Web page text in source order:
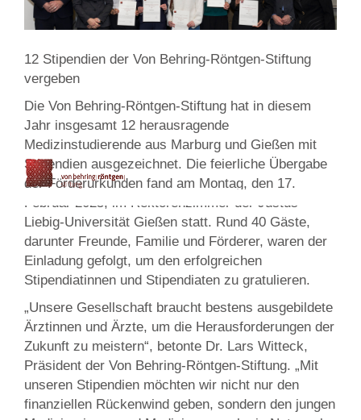
12 Stipendien der Von Behring-Röntgen-Stiftung
vergeben
Die Von Behring-Röntgen-Stiftung hat in diesem
Jahr insgesamt 12 herausragende
Medizinstudierende aus Marburg und Gießen mit
Stipendien ausgezeichnet. Die feierliche Übergabe
der Förderurkunden fand am Montag, den 17.
Februar 2025, im Rektorenzimmer der Justus-
Liebig-Universität Gießen statt. Rund 40 Gäste,
darunter Freunde, Familie und Förderer, waren der
Einladung gefolgt, um den erfolgreichen
Stipendiatinnen und Stipendiaten zu gratulieren.
„Unsere Gesellschaft braucht bestens ausgebildete
Ärztinnen und Ärzte, um die Herausforderungen der
Zukunft zu meistern“, betonte Dr. Lars Witteck,
Präsident der Von Behring-Röntgen-Stiftung. „Mit
unseren Stipendien möchten wir nicht nur den
finanziellen Rückenwind geben, sondern den jungen